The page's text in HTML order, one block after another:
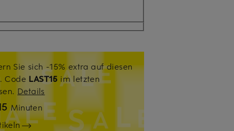
Sie sich -15% extra auf diesen
Code LAST15 im letzten
Details
Minuten